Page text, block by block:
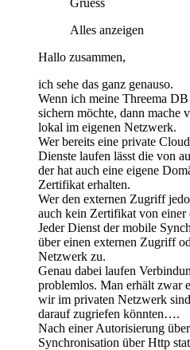
Alles anzeigen
Hallo zusammen,
ich sehe das ganz genauso.
Wenn ich meine Threema
sichern möchte, dann mache
lokal im eigenen Netzwerk.
Wer bereits eine private
Dienste laufen lässt die von
der hat auch eine eigene
Zertifikat erhalten.
Wer den externen Zugriff
auch kein Zertifikat von einer
Jeder Dienst der mobile
über einen externen Zugriff
Netzwerk zu.
Genau dabei laufen
problemlos. Man erhält zwar
wir im privaten Netzwerk
darauf zugriefen könnten….
Nach einer Autorisierung
Synchronisation über Http